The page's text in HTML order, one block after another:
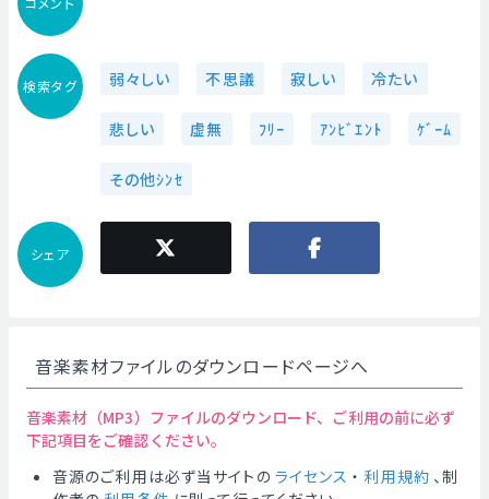
検索タグ 弱々しい 不思議 寂しい 冷たい
悲しい 虚無 ﾌﾘｰ ｱﾝﾋﾞｴﾝﾄ ｹﾞｰﾑ
その他ｼﾝｾ
シェア
音楽素材ファイルのダウンロードページへ
音楽素材（MP3）ファイルのダウンロード、ご利用の前に必ず
下記項目をご確認ください。
音源のご利用は必ず当サイトの ライセンス ・ 利用規約 、制